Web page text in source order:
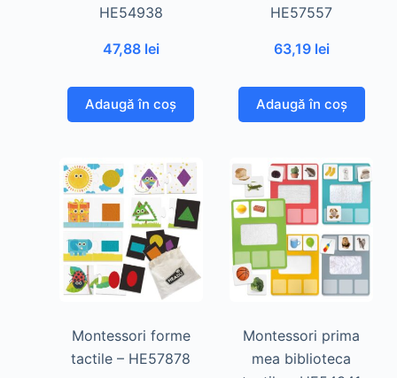
HE54938
47,88 lei
Adaugă în coș
HE57557
63,19 lei
Adaugă în coș
Montessori forme
tactile – HE57878
Montessori prima
mea biblioteca